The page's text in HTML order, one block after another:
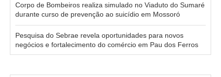
Corpo de Bombeiros realiza simulado no Viaduto do Sumaré
durante curso de prevenção ao suicídio em Mossoró
Pesquisa do Sebrae revela oportunidades para novos
negócios e fortalecimento do comércio em Pau dos Ferros